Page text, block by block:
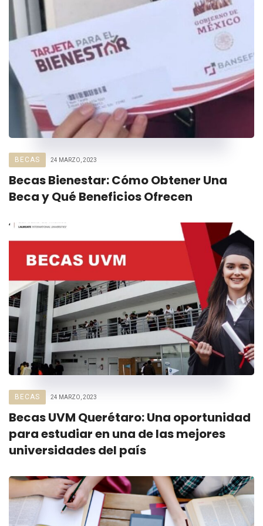
BECAS 24 MARZO, 2023
Becas Bienestar: Cómo Obtener Una
Beca y Qué Beneficios Ofrecen
BECAS 24 MARZO, 2023
Becas UVM Querétaro: Una oportunidad
para estudiar en una de las mejores
universidades del país